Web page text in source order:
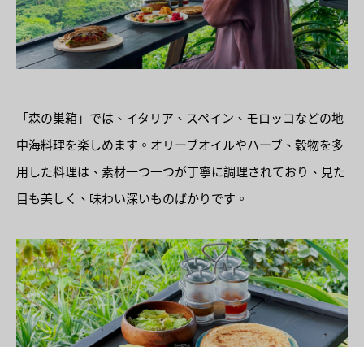
「森の巣箱」では、イタリア、スペイン、モロッコなどの地
中海料理を楽しめます。オリーブオイルやハーブ、穀物を多
用した料理は、素材一つ一つが丁寧に調理されており、見た
目も美しく、味わい深いものばかりです。